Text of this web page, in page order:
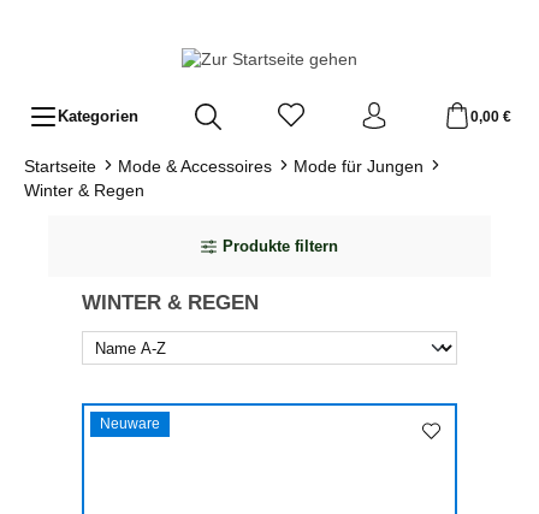
Kategorien 0,00 €
Startseite Mode & Accessoires
Mode für Jungen
Winter & Regen
Produkte filtern
WINTER & REGEN
Neuware